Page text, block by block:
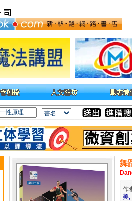
舞
作
美,